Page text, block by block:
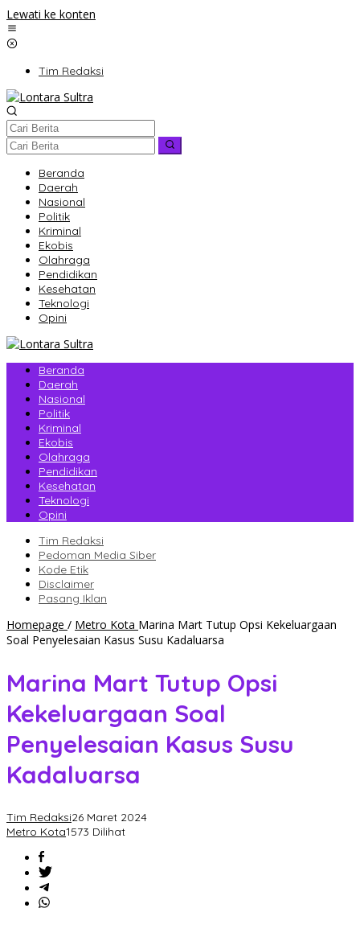
Lewati ke konten
Tim Redaksi
Beranda
Daerah
Nasional
Politik
Kriminal
Ekobis
Olahraga
Pendidikan
Kesehatan
Teknologi
Opini
Beranda
Daerah
Nasional
Politik
Kriminal
Ekobis
Olahraga
Pendidikan
Kesehatan
Teknologi
Opini
Tim Redaksi
Pedoman Media Siber
Kode Etik
Disclaimer
Pasang Iklan
Homepage / Metro Kota Marina Mart Tutup Opsi Kekeluargaan
Soal Penyelesaian Kasus Susu Kadaluarsa
Marina Mart Tutup Opsi
Kekeluargaan Soal
Penyelesaian Kasus Susu
Kadaluarsa
Tim Redaksi26 Maret 2024
Metro Kota1573 Dilihat